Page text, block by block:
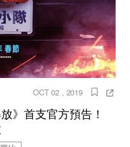
OCT 02 , 2019
放》首支官方預告！